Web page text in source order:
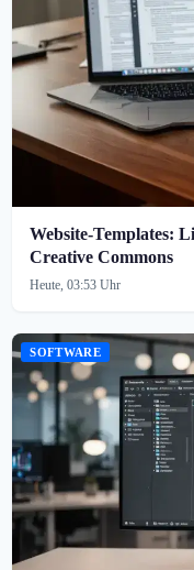
Website-Templates:
Creative Commons
Heute, 03:53 Uhr
SOFTWARE